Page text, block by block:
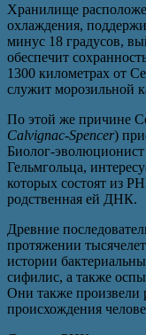
Хранилище
охлаждения,
минус 18 градусов,
обеспечит
1300 километрах от
служит морозильной
По этой же причине
Calvignac-Spencer)
Биолог-эволюционист
Гельмгольца,
которых состоят из
родственная ей ДНК.
Древние
протяжении
истории
сифилис, а также
Они также
происхождения